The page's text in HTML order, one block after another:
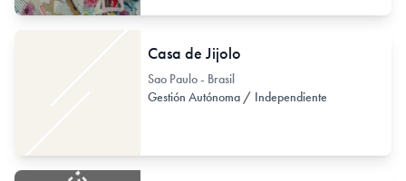
Casa de Jijolo
Sao Paulo - Brasil
Gestión Autónoma / Independiente